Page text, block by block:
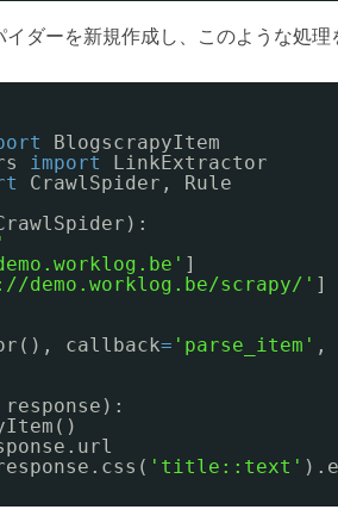
ダーを新規作成し、このような処理
BlogscrapyItem
import
LinkExtractor
CrawlSpider, Rule
]
demo.worklog.be/scrapy/' ]
callback= 'parse_item' ,
'title::text'